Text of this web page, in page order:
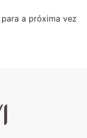
a próxima vez